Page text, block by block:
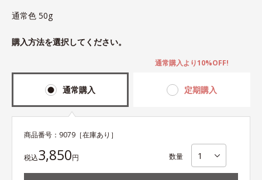
通常色 50g
購入方法を選択してください。
通常購入 定期購入
通常購入より10%OFF!
商品番号： 9079 ［在庫あり］
税込3,850円 数量